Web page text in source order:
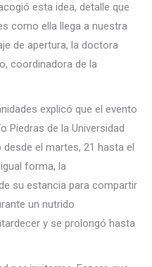
esta idea, detalle que
como ella llega a nuestra
de apertura, la doctora
coordinadora de la
explicó que el evento
Piedras de la Universidad
desde el martes, 21 hasta el
forma, la
su estancia para compartir
un nutrido
y se prolongó hasta